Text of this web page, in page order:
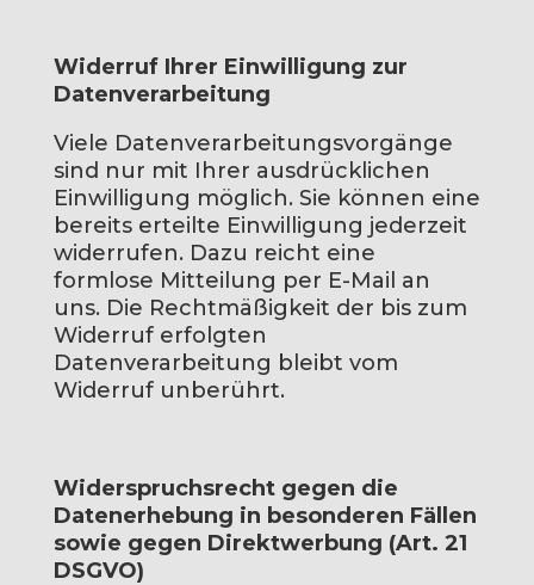
Widerruf Ihrer Einwilligung zur
Datenverarbeitung
Viele Datenverarbeitungsvorgänge
sind nur mit Ihrer ausdrücklichen
Einwilligung möglich. Sie können eine
bereits erteilte Einwilligung jederzeit
widerrufen. Dazu reicht eine
formlose Mitteilung per E-Mail an
uns. Die Rechtmäßigkeit der bis zum
Widerruf erfolgten
Datenverarbeitung bleibt vom
Widerruf unberührt.
Widerspruchsrecht gegen die
Datenerhebung in besonderen Fällen
sowie gegen Direktwerbung (Art. 21
DSGVO)